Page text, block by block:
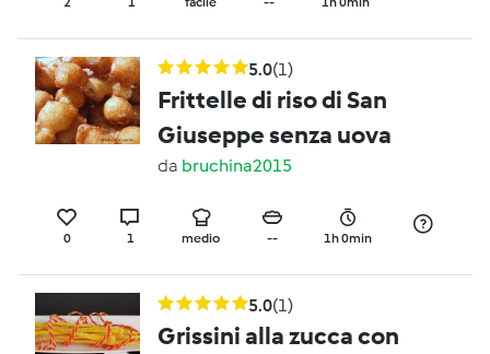
5.0(1)
Frittelle di riso di San
Giuseppe senza uova
da bruchina2015
0 1 medio -- 1h 0min
5.0(1)
Grissini alla zucca con